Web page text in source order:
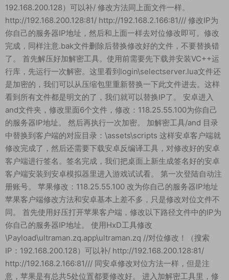
192.168.200.128）可以补/ 修改方法同上面文件一样。
http://192.168.200.128:81/ http://192.168.2.166:81/// 修改IP为
你自己的服务器IP地址，然后和上面一样去对位修改即可。修改
完成，同样注意.bak文件删除后替换修改好的文件，不要替换错
了。 首先解压好加解密工具。使用前需要先下载并安装VC++运
行库，先运行一次解密。这里看到login\selectserver.lua文件还
是加密的，我们可以从压缩包里重新替换一下此文件进去。这样
看到所有文件都是明文的了，我们就可以替换IP了。 安卓进入
and文件夹，修改里面6个文件，修改：118.25.55.100为你自己
的服务器IP地址。 然后再执行一次加密。 加解密工具/and 目录
中替换到客户端的对应目录：\assets\scripts 这样安卓客户端就
修改完成了，然后还需要下载安卓反编译工具，对修改好的安卓
客户端进行签名。签名完成，我们把桌面上新生成签名好的安卓
客户端安装到安卓模拟器里进入游戏试试看。 第一次登陆自动注
册账号。 苹果修改：118.25.55.100 改为你自己的服务器IP地址
苹果客户端修改方法和安卓基本上差不多，只是修改对位文件不
同。 首先使用好压打开苹果客户端，修改以下路径文件中的IP为
你自己的服务器IP地址。 使用HxD工具修改
\Payload\ultraman.zq.app\ultraman.zq //对位修改！（搜索
IP：192.168.200.128）可以补/ http://192.168.200.128:81/
http://192.168.2.166:81/// 同安卓修改对位方法一样，但是注
意，苹果是有总共5处位置都要修改好。 进入加解密工具里，修